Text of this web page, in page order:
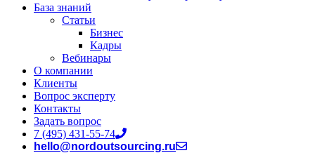
База знаний
Статьи
Бизнес
Кадры
Вебинары
О компании
Клиенты
Вопрос эксперту
Контакты
Задать вопрос
7 (495) 431-55-74
hello@nordoutsourcing.ru